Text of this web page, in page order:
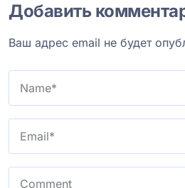
Добавить
Ваш адрес email не будет